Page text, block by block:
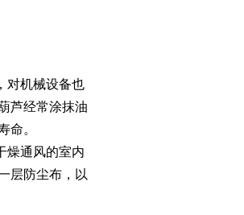
对机械设备也
芦经常涂抹油
命。
燥通风的室内
层防尘布，以